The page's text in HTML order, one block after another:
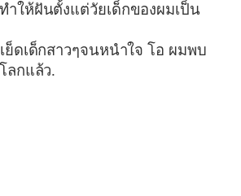
ำให้ฝันตั้งแต่วัยเด็กของผมเป็น
ย็ดเด็กสาวๆจนหนำใจ โอ ผมพบ
ลกแล้ว.